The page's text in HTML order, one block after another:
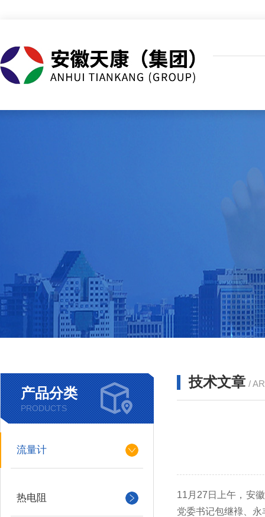
产品分类
PRODUCTS
流量计
热电阻
技术文章 /
11月27日上午，安
党委书记包继䘵、